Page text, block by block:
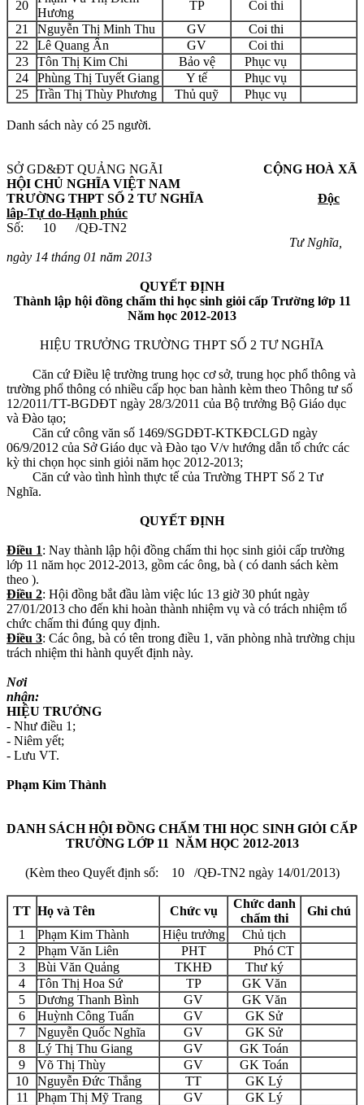
20
Hương
TP
Coi thi
21
Nguyễn Thị Minh Thu GV
Coi thi
22
Lê Quang Ân GV
Coi thi
23
Tôn Thị Kim Chi Bảo vệ
Phục vụ
24
Phùng Thị Tuyết Giang Y tế
Phục vụ
25
Trần Thị Thùy Phương Thủ quỹ Phục vụ
Danh sách này có 25 người.
SỞ GD&ĐT QUẢNG NGÃI CỘNG HOÀ XÃ
HỘI CHỦ NGHĨA VIỆT NAM
TRƯỜNG THPT SỐ 2 TƯ NGHĨA
Độc
lâp-Tự do-Hạnh phúc
Số: 10 /QĐ-TN2
Tư Nghĩa,
ngày 14 tháng 01 năm 2013
QUYẾT ĐỊNH
Thành lập hội đồng chấm thi học sinh giỏi cấp Trường lớp 11
Năm học 2012-2013
HIỆU TRƯỞNG TRƯỜNG THPT SỐ 2 TƯ NGHĨA
Căn cứ Điều lệ trường trung học cơ sở, trung học phổ thông và
trường phổ thông có nhiều cấp học ban hành kèm theo Thông tư số
12/2011/TT-BGDĐT ngày 28/3/2011 của Bộ trưởng Bộ Giáo dục
và Đào tạo;
Căn cứ công văn số 1469/SGDĐT-KTKĐCLGD ngày
06/9/2012 của Sở Giáo dục và Đào tạo V/v hướng dẫn tổ chức các
kỳ thi chọn học sinh giỏi năm học 2012-2013;
Căn cứ vào tình hình thực tế của Trường THPT Số 2 Tư
Nghĩa.
QUYẾT ĐỊNH
Điều 1: Nay thành lập hội đồng chấm thi học sinh giỏi cấp trường
lớp 11 năm học 2012-2013, gồm các ông, bà ( có danh sách kèm
theo ).
Điều 2: Hội đồng bắt đầu làm việc lúc 13 giờ 30 phút ngày
27/01/2013 cho đến khi hoàn thành nhiệm vụ và có trách nhiệm tổ
chức chấm thi đúng quy định.
Điều 3: Các ông, bà có tên trong điều 1, văn phòng nhà trường chịu
trách nhiệm thi hành quyết định này.
Nơi
nhận:
HIỆU TRƯỞNG
- Như điều 1;
- Niêm yết;
- Lưu VT.
Phạm Kim Thành
DANH SÁCH HỘI ĐỒNG CHẤM THI HỌC SINH GIỎI CẤP
TRƯỜNG LỚP 11 NĂM HỌC 2012-2013
(Kèm theo Quyết định số: 10 /QĐ-TN2 ngày 14/01/2013)
TT Họ và Tên Chức vụ
Chức danh
chấm thi
Ghi chú
1
Phạm Kim Thành Hiệu trưởng
Chủ tịch
2
Phạm Văn Liên PHT
Phó CT
3
Bùi Văn Quảng TKHĐ
Thư ký
4
Tôn Thị Hoa Sứ TP
GK Văn
5
Dương Thanh Bình GV
GK Văn
6
Huỳnh Công Tuấn GV
GK Sử
7
Nguyễn Quốc Nghĩa GV
GK Sử
8
Lý Thị Thu Giang GV
GK Toán
9
Võ Thị Thùy GV
GK Toán
10
Nguyễn Đức Thắng TT
GK Lý
11
Phạm Thị Mỹ Trang GV
GK Lý